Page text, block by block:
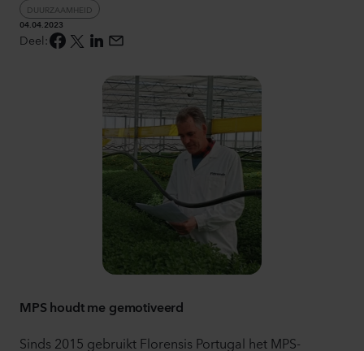
DUURZAAMHEID
04.04.2023
Deel: Facebook
X / Twitter
LinkedIn
E-mail
MPS houdt me gemotiveerd
Sinds 2015 gebruikt Florensis Portugal het MPS-